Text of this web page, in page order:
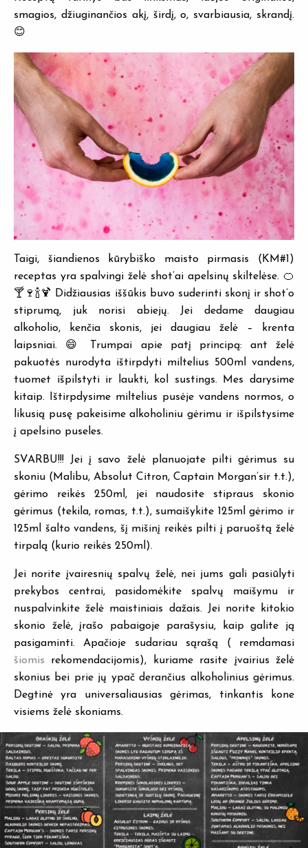
smagios, džiuginančios akį, širdį, o, svarbiausia, skrandį.
😊
Taigi, šiandienos kūrybiško maisto pirmasis (KM#1)
receptas yra spalvingi želė shot’ai apelsinų skiltelėse. 🍊
🍸🍷🍾🍹 Didžiausias iššūkis buvo suderinti skonį ir shot’o
stiprumą, juk norisi abiejų. Jei dedame daugiau
alkoholio, kenčia skonis, jei daugiau želė – krenta
laipsniai. 😄 Trumpai apie patį principą: ant želė
pakuotės nurodyta ištirpdyti miltelius 500ml vandens,
tuomet išpilstyti ir laukti, kol sustings. Mes darysime
kitaip. Ištirpdysime miltelius pusėje vandens normos, o
likusią pusę pakeisime alkoholiniu gėrimu ir išpilstysime
į apelsino puseles.
SVARBU!!! Jei į savo želė planuojate pilti gėrimus su
skoniu (Malibu, Absolut Citron, Captain Morgan’sir t.t.),
gėrimo reikės 250ml, jei naudosite stipraus skonio
gėrimus (tekila, romas, t.t.), sumaišykite 125ml gėrimo ir
125ml šalto vandens, šį mišinį reikės pilti į paruoštą želė
tirpalą (kurio reikės 250ml).
Jei norite įvairesnių spalvų želė, nei jums gali pasiūlyti
prekybos centrai, pasidomėkite spalvų maišymu ir
nuspalvinkite želė maistiniais dažais. Jei norite kitokio
skonio želė, įrašo pabaigoje parašysiu, kaip galite ją
pasigaminti. Apačioje sudariau sąrašą ( remdamasi
šiomis rekomendacijomis), kuriame rasite įvairius želė
skonius bei prie jų ypač derančius alkoholinius gėrimus.
Degtinė yra universaliausias gėrimas, tinkantis kone
visiems želė skoniams.